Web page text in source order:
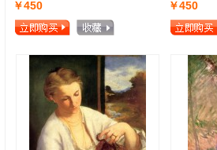
￥450 ￥450